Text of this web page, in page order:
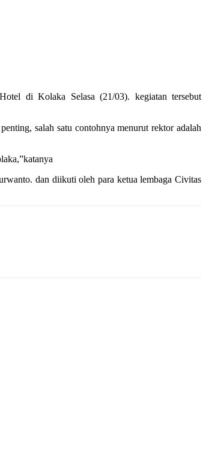
di Kolaka Selasa (21/03). kegiatan tersebut
salah satu contohnya menurut rektor adalah
dan diikuti oleh para ketua lembaga Civitas